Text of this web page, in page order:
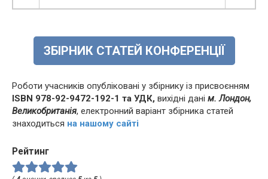
ЗБІРНИК СТАТЕЙ КОНФЕРЕНЦІЇ
Роботи учасників опубліковані у збірнику із присвоєнням
ISBN 978-92-9472-192-1 та УДК, вихідні дані м. Лондон,
Великобританія, електронний варіант збірника статей
знаходиться на нашому сайті
Рейтинг